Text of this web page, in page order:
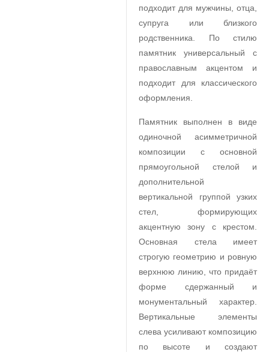
подходит для мужчины, отца,
супруга или близкого
родственника. По стилю
памятник универсальный с
православным акцентом и
подходит для классического
оформления.
Памятник выполнен в виде
одиночной асимметричной
композиции с основной
прямоугольной стелой и
дополнительной
вертикальной группой узких
стел, формирующих
акцентную зону с крестом.
Основная стела имеет
строгую геометрию и ровную
верхнюю линию, что придаёт
форме сдержанный и
монументальный характер.
Вертикальные элементы
слева усиливают композицию
по высоте и создают